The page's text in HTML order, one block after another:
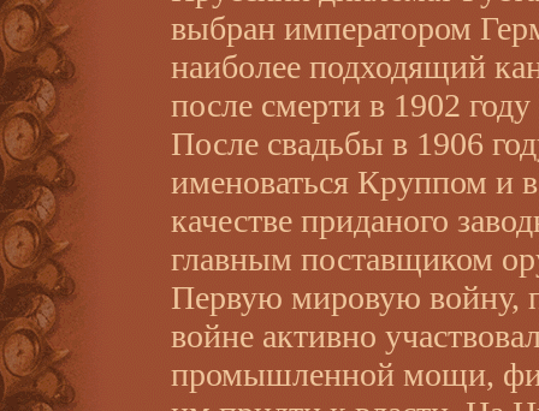
выбран императором
наиболее подходящий
после смерти в 1902
После свадьбы в 1906
именоваться Круппом и
качестве приданого
главным поставщиком
Первую мировую войну,
войне активно
промышленной мощи,